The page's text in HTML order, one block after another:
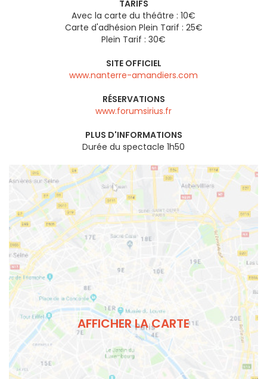
TARIFS
Avec la carte du théâtre : 10€
Carte d'adhésion Plein Tarif : 25€
Plein Tarif : 30€
SITE OFFICIEL
www.nanterre-amandiers.com
RÉSERVATIONS
www.forumsirius.fr
PLUS D'INFORMATIONS
Durée du spectacle 1h50
AFFICHER LA CARTE